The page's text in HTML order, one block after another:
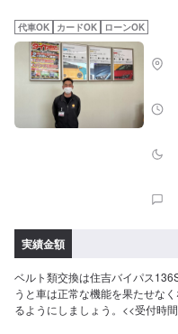
代車OK カードOK ローンOK
実績金額
ベルト類交換は住吉バイパス
うと車は正常な機能を果たせな
るようにしましょう。<<受付時